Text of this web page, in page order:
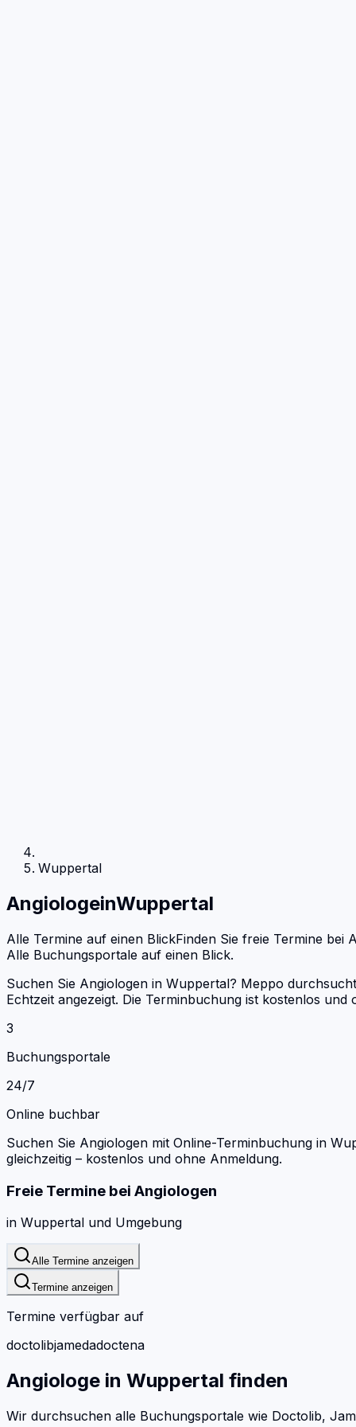
Wuppertal
AngiologeinWuppertal
Alle Termine auf einen BlickFinden Sie freie Termine bei
Alle Buchungsportale auf einen Blick.
Suchen Sie Angiologen in Wuppertal? Meppo
Echtzeit angezeigt. Die Terminbuchung ist kostenlos und
3
Buchungsportale
24/7
Online buchbar
Suchen Sie Angiologen mit Online-Terminbuchung in
gleichzeitig – kostenlos und ohne Anmeldung.
Freie Termine bei Angiologen
in Wuppertal und Umgebung
Alle Termine anzeigen
Termine anzeigen
Termine verfügbar auf
doctolibjamedadoctena
Angiologe in Wuppertal finden
Wir durchsuchen alle Buchungsportale wie Doctolib,